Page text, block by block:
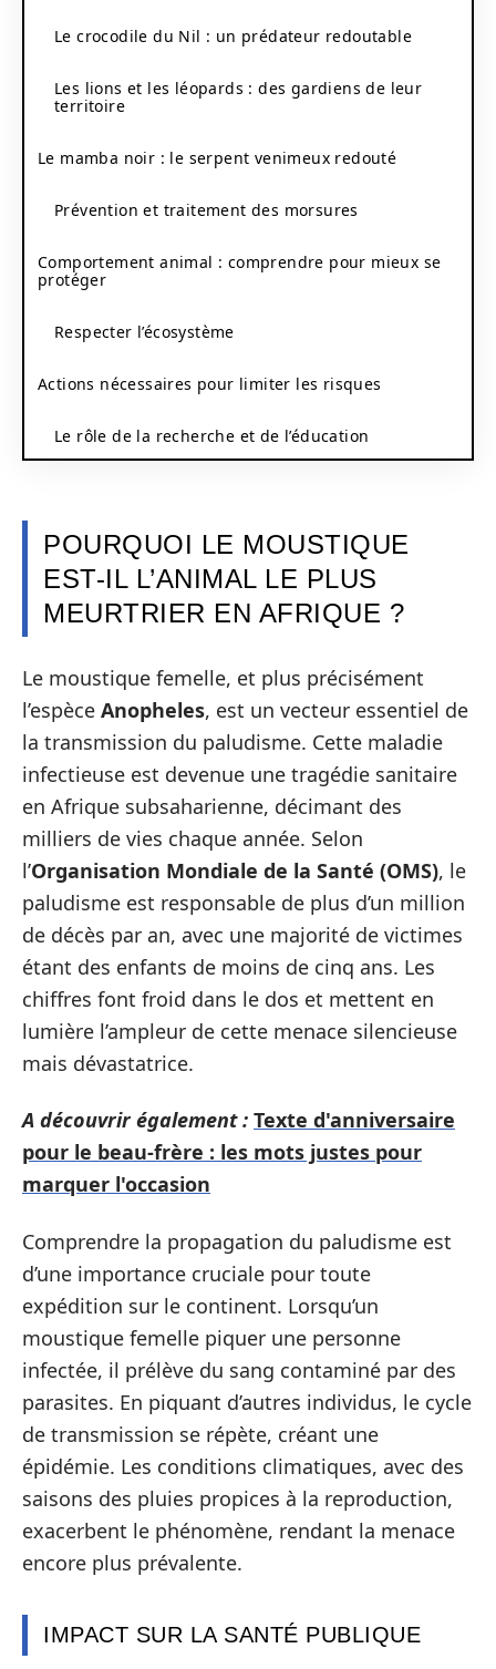
Le crocodile du Nil : un prédateur redoutable
Les lions et les léopards : des gardiens de leur
territoire
Le mamba noir : le serpent venimeux redouté
Prévention et traitement des morsures
Comportement animal : comprendre pour mieux se
protéger
Respecter l’écosystème
Actions nécessaires pour limiter les risques
Le rôle de la recherche et de l’éducation
POURQUOI LE MOUSTIQUE
EST-IL L’ANIMAL LE PLUS
MEURTRIER EN AFRIQUE ?
Le moustique femelle, et plus précisément
l’espèce Anopheles, est un vecteur essentiel de
la transmission du paludisme. Cette maladie
infectieuse est devenue une tragédie sanitaire
en Afrique subsaharienne, décimant des
milliers de vies chaque année. Selon
l’Organisation Mondiale de la Santé (OMS), le
paludisme est responsable de plus d’un million
de décès par an, avec une majorité de victimes
étant des enfants de moins de cinq ans. Les
chiffres font froid dans le dos et mettent en
lumière l’ampleur de cette menace silencieuse
mais dévastatrice.
A découvrir également : Texte d'anniversaire
pour le beau-frère : les mots justes pour
marquer l'occasion
Comprendre la propagation du paludisme est
d’une importance cruciale pour toute
expédition sur le continent. Lorsqu’un
moustique femelle piquer une personne
infectée, il prélève du sang contaminé par des
parasites. En piquant d’autres individus, le cycle
de transmission se répète, créant une
épidémie. Les conditions climatiques, avec des
saisons des pluies propices à la reproduction,
exacerbent le phénomène, rendant la menace
encore plus prévalente.
IMPACT SUR LA SANTÉ PUBLIQUE